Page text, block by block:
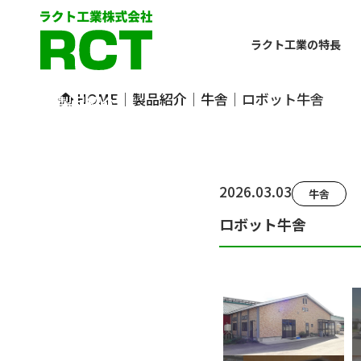
ラクト工業の特長
PRODUCT
製品紹介
HOME ｜ 製品紹介 ｜ 牛舎 ｜ ロボット牛舎
2026.03.03 牛舎
ロボット牛舎